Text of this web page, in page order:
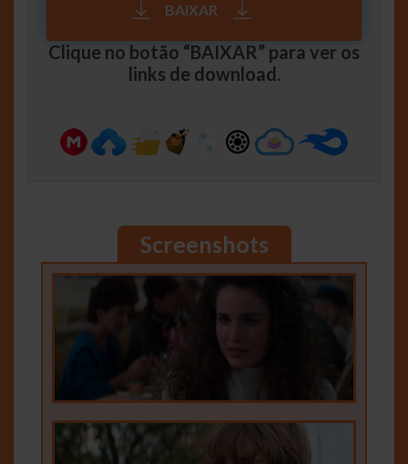
BAIXAR
Clique no botão “BAIXAR” para ver os
links de download.
Screenshots